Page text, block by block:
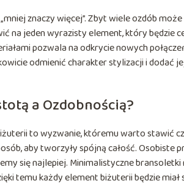
znaczy więcej”. Zbyt wiele ozdób
na jeden wyrazisty element, który będzie
pozwala na odkrycie nowych
odmienić charakter stylizacji i dodać
a Ozdobnością?
to wyzwanie, któremu warto stawić
aby tworzyły spójną całość. Osobiste
się najlepiej. Minimalistyczne bransoletki
temu każdy element biżuterii będzie miał